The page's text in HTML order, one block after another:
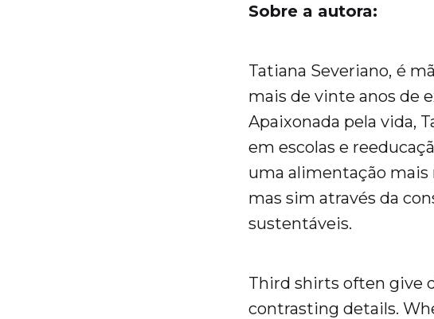
Sobre a autora:
Tatiana Severiano, é
mais de vinte anos de
Apaixonada pela vida,
em escolas e
uma alimentação mais
mas sim através da
sustentáveis.
Third shirts often give
contrasting details.